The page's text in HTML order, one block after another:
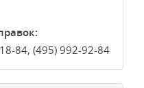
84, (495) 992-92-84